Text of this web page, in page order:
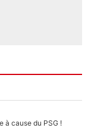
à cause du PSG !